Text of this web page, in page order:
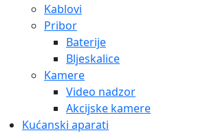
Kablovi
Pribor
Baterije
Bljeskalice
Kamere
Video nadzor
Akcijske kamere
Kućanski aparati